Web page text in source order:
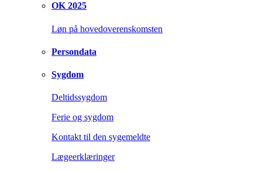
OK 2025
Løn på hovedoverenskomsten
Persondata
Sygdom
Deltidssygdom
Ferie og sygdom
Kontakt til den sygemeldte
Lægeerklæringer